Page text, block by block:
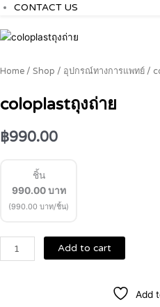
CONTACT US
Home/ Shop / อุปกรณ์ทางการแพทย์/
coloplastถุงถ่าย
฿990.00
ชิ้น
990.00บาท
(990.00 บาท/ชิ้น)
coloplastถุง
quantity
Add to cart
Add